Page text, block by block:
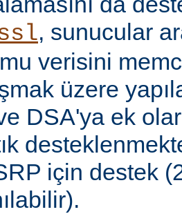
, sunucular
verisini
üzere
DSA'ya ek
için destek